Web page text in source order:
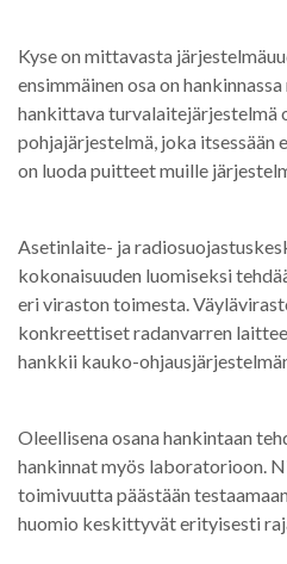
Kyse on mittavasta
ensimmäinen osa on
hankittava turvalaitejärjestelmä
pohjajärjestelmä, joka itsessään
on luoda puitteet muille
Asetinlaite- ja
kokonaisuuden luomiseksi
eri viraston toimesta.
konkreettiset radanvarren
hankkii kauko-
Oleellisena osana hankintaan
hankinnat myös laboratorioon.
toimivuutta päästään
huomio keskittyvät erityisesti